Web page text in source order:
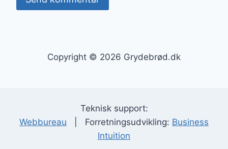
Copyright © 2026 Grydebrød.dk
Teknisk support:
Webbureau | Forretningsudvikling: Business
Intuition